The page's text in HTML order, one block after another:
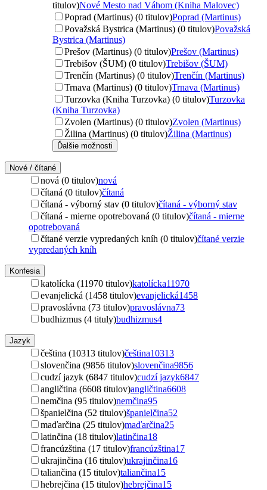
titulov)Nové Mesto nad Váhom (Kniha Malovec)
Poprad (Martinus) (0 titulov)Poprad (Martinus)
Považská Bystrica (Martinus) (0 titulov)Považská
Bystrica (Martinus)
Prešov (Martinus) (0 titulov)Prešov (Martinus)
Trebišov (ŠUM) (0 titulov)Trebišov (ŠUM)
Trenčín (Martinus) (0 titulov)Trenčín (Martinus)
Trnava (Martinus) (0 titulov)Trnava (Martinus)
Turzovka (Kniha Turzovka) (0 titulov)Turzovka
(Kniha Turzovka)
Zvolen (Martinus) (0 titulov)Zvolen (Martinus)
Žilina (Martinus) (0 titulov)Žilina (Martinus)
Ďalšie možnosti
Nové / čítané
nová (0 titulov)nová
čítaná (0 titulov)čítaná
čítaná - výborný stav (0 titulov)čítaná - výborný stav
čítaná - mierne opotrebovaná (0 titulov)čítaná - mierne
opotrebovaná
čítané verzie vypredaných kníh (0 titulov)čítané verzie
vypredaných kníh
Konfesia
katolícka (11970 titulov)katolícka11970
evanjelická (1458 titulov)evanjelická1458
pravoslávna (73 titulov)pravoslávna73
budhizmus (4 tituly)budhizmus4
Jazyk
čeština (10313 titulov)čeština10313
slovenčina (9856 titulov)slovenčina9856
cudzí jazyk (6847 titulov)cudzí jazyk6847
angličtina (6608 titulov)angličtina6608
nemčina (95 titulov)nemčina95
španielčina (52 titulov)španielčina52
maďarčina (25 titulov)maďarčina25
latinčina (18 titulov)latinčina18
francúzština (17 titulov)francúzština17
ukrajinčina (16 titulov)ukrajinčina16
taliančina (15 titulov)taliančina15
hebrejčina (15 titulov)hebrejčina15